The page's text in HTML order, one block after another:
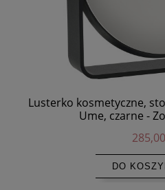
Lusterko kosmetyczne,
Ume, czarne -
DO